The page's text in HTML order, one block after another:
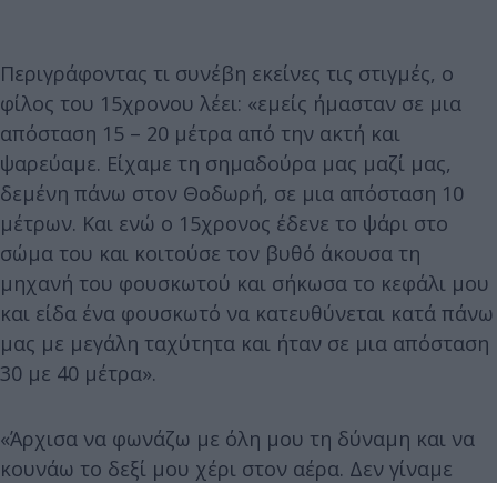
Περιγράφοντας τι συνέβη εκείνες τις στιγμές, ο
φίλος του 15χρονου λέει: «εμείς ήμασταν σε μια
απόσταση 15 – 20 μέτρα από την ακτή και
ψαρεύαμε. Είχαμε τη σημαδούρα μας μαζί μας,
δεμένη πάνω στον Θοδωρή, σε μια απόσταση 10
μέτρων. Και ενώ ο 15χρονος έδενε το ψάρι στο
σώμα του και κοιτούσε τον βυθό άκουσα τη
μηχανή του φουσκωτού και σήκωσα το κεφάλι μου
και είδα ένα φουσκωτό να κατευθύνεται κατά πάνω
μας με μεγάλη ταχύτητα και ήταν σε μια απόσταση
30 με 40 μέτρα».
«Άρχισα να φωνάζω με όλη μου τη δύναμη και να
κουνάω το δεξί μου χέρι στον αέρα. Δεν γίναμε